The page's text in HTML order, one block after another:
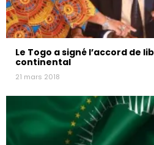
Le Togo a signé l’accord de
continental
21 mars 2018